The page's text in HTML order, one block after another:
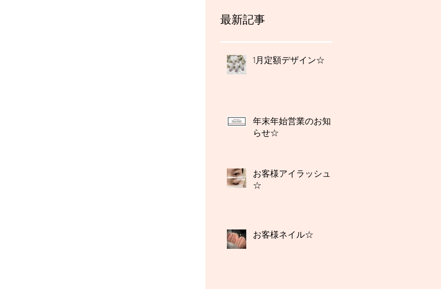
最新記事
1月定額デザイン☆
年末年始営業のお知
らせ☆
お客様アイラッシュ
☆
お客様ネイル☆